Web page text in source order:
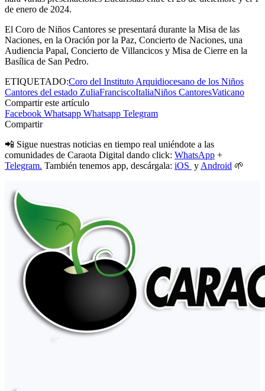
de enero de 2024.
El Coro de Niños Cantores se presentará durante la Misa de las
Naciones, en la Oración por la Paz, Concierto de Naciones, una
Audiencia Papal, Concierto de Villancicos y Misa de Cierre en la
Basílica de San Pedro.
ETIQUETADO:Coro del Instituto Arquidiocesano de los Niños
Cantores del estado ZuliaFranciscoItaliaNiños CantoresVaticano
Compartir este artículo
Facebook Whatsapp Whatsapp Telegram
Compartir
📲 Sigue nuestras noticias en tiempo real uniéndote a las
comunidades de Caraota Digital dando click: WhatsApp +
Telegram. También tenemos app, descárgala: iOS y Android 🌱